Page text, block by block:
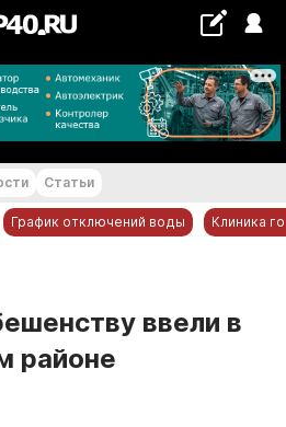
+19...+20 °С
Статьи
График отключений воды Клиника
ввели в
районе